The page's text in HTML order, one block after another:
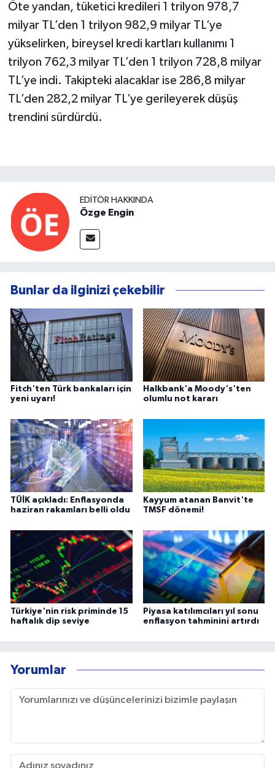
Öte yandan, tüketici kredileri 1 trilyon 978,7
milyar TL’den 1 trilyon 982,9 milyar TL’ye
yükselirken, bireysel kredi kartları kullanımı 1
trilyon 762,3 milyar TL’den 1 trilyon 728,8 milyar
TL’ye indi. Takipteki alacaklar ise 286,8 milyar
TL’den 282,2 milyar TL’ye gerileyerek düşüş
trendini sürdürdü.
EDITÖR HAKKINDA
Özge Engin
Bunlar da ilginizi çekebilir
Fitch'ten Türk bankaları için
yeni uyarı!
Halkbank'a Moody's'ten
olumlu not kararı
TÜİK açıkladı: Enflasyonda
haziran rakamları belli oldu
Kayyum atanan Banvit'te
TMSF dönemi!
Türkiye'nin risk priminde 15
haftalık dip seviye
Piyasa katılımcıları yıl sonu
enflasyon tahminini artırdı
Yorumlar